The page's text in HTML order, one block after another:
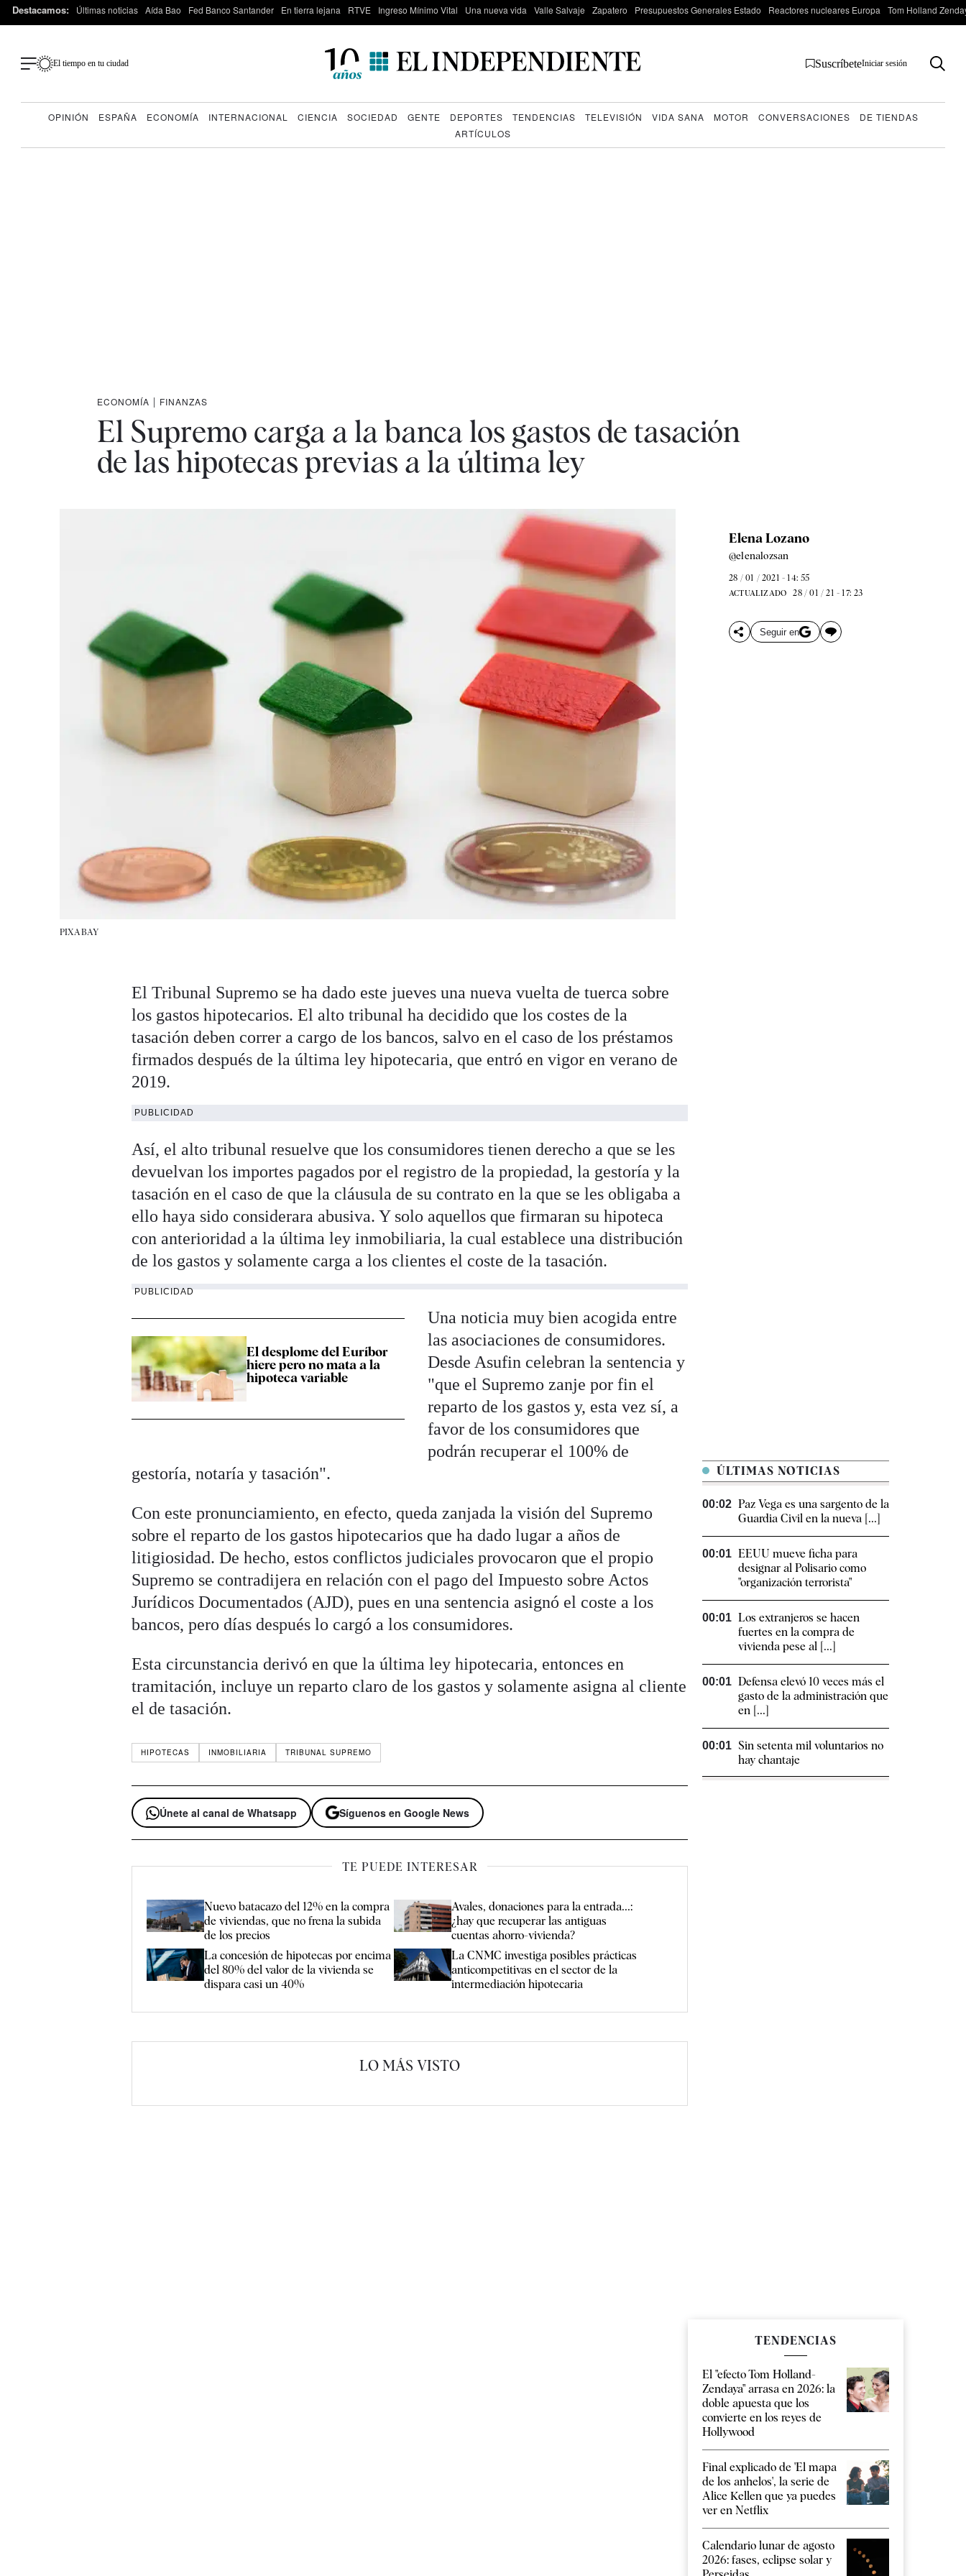
Destacamos: Últimas noticias Aída Bao Fed Banco Santander En tierra lejana RTVE Ingreso Mínimo Vital Una nueva vida Valle Salvaje Zapatero Presupuestos Generales Estado Reactores nucleares Europa Tom Holland
El tiempo en tu ciudad SuscríbeteIniciar sesión
OPINIÓN ESPAÑA ECONOMÍA INTERNACIONAL CIENCIA SOCIEDAD GENTE DEPORTES TENDENCIAS TELEVISIÓN VIDA SANA MOTOR CONVERSACIONES
DE TIENDAS
ARTÍCULOS
ECONOMÍA | FINANZAS
El Supremo carga a la banca los gastos de tasación
de las hipotecas previas a la última ley
PIXABAY
Elena Lozano
@elenalozsan
28 / 01 / 2021 - 14: 55
ACTUALIZADO 28 / 01 / 21 - 17: 23
Seguir en
El Tribunal Supremo se ha dado este jueves una nueva vuelta de tuerca sobre
los gastos hipotecarios. El alto tribunal ha decidido que los costes de la
tasación deben correr a cargo de los bancos, salvo en el caso de los préstamos
firmados después de la última ley hipotecaria, que entró en vigor en verano de
2019.
PUBLICIDAD
Así, el alto tribunal resuelve que los consumidores tienen derecho a que se les
devuelvan los importes pagados por el registro de la propiedad, la gestoría y la
tasación en el caso de que la cláusula de su contrato en la que se les obligaba a
ello haya sido considerara abusiva. Y solo aquellos que firmaran su hipoteca
con anterioridad a la última ley inmobiliaria, la cual establece una distribución
de los gastos y solamente carga a los clientes el coste de la tasación.
PUBLICIDAD
El desplome del Euríbor
hiere pero no mata a la
hipoteca variable
Una noticia muy bien acogida entre
las asociaciones de consumidores.
Desde Asufin celebran la sentencia y
"que el Supremo zanje por fin el
reparto de los gastos y, esta vez sí, a
favor de los consumidores que
podrán recuperar el 100% de
gestoría, notaría y tasación".
Con este pronunciamiento, en efecto, queda zanjada la visión del Supremo
sobre el reparto de los gastos hipotecarios que ha dado lugar a años de
litigiosidad. De hecho, estos conflictos judiciales provocaron que el propio
Supremo se contradijera en relación con el pago del Impuesto sobre Actos
Jurídicos Documentados (AJD), pues en una sentencia asignó el coste a los
bancos, pero días después lo cargó a los consumidores.
Esta circunstancia derivó en que la última ley hipotecaria, entonces en
tramitación, incluye un reparto claro de los gastos y solamente asigna al cliente
el de tasación.
HIPOTECAS INMOBILIARIA TRIBUNAL SUPREMO
Únete al canal de Whatsapp Síguenos en Google News
TE PUEDE INTERESAR
Nuevo batacazo del 12% en la compra
de viviendas, que no frena la subida
de los precios
Avales, donaciones para la entrada...:
¿hay que recuperar las antiguas
cuentas ahorro-vivienda?
La concesión de hipotecas por encima
del 80% del valor de la vivienda se
dispara casi un 40%
La CNMC investiga posibles prácticas
anticompetitivas en el sector de la
intermediación hipotecaria
LO MÁS VISTO
ÚLTIMAS NOTICIAS
00:02 Paz Vega es una sargento de la
Guardia Civil en la nueva [...]
00:01 EEUU mueve ficha para
designar al Polisario como
"organización terrorista"
00:01 Los extranjeros se hacen
fuertes en la compra de
vivienda pese al [...]
00:01 Defensa elevó 10 veces más el
gasto de la administración que
en [...]
00:01 Sin setenta mil voluntarios no
hay chantaje
TENDENCIAS
El "efecto Tom Holland-
Zendaya" arrasa en 2026: la
doble apuesta que los
convierte en los reyes de
Hollywood
Final explicado de 'El mapa
de los anhelos', la serie de
Alice Kellen que ya puedes
ver en Netflix
Calendario lunar de agosto
2026: fases, eclipse solar y